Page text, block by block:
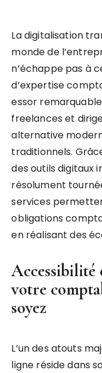
La digitalisation
monde de
n’échappe pas à
d’expertise
essor
freelances et
alternative
traditionnels.
des outils digitaux
résolument
services
obligations
en réalisant des
Accessibilité
votre
soyez
L’un des atouts
ligne réside dans